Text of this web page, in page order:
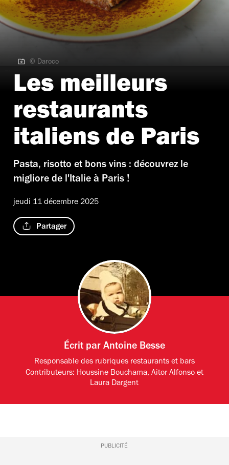
© Daroco
© Daroco
Les meilleurs
restaurants
italiens de Paris
Pasta, risotto et bons vins : découvrez le
migliore de l'Italie à Paris !
jeudi 11 décembre 2025
Partager
Écrit par Antoine Besse
Responsable des rubriques restaurants et bars
Contributeurs: Houssine Bouchama, Aitor Alfonsoet
Laura Dargent
PUBLICITÉ